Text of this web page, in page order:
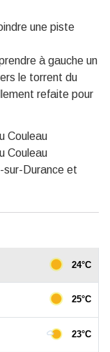
une piste
à gauche un
le torrent du
refaite pour
Couleau
Couleau
Durance et